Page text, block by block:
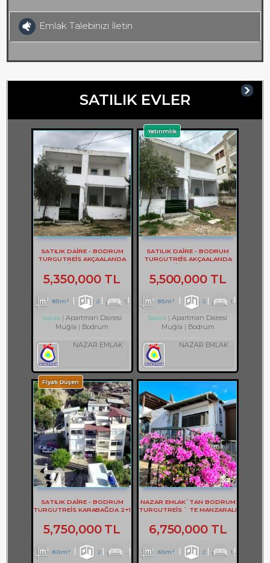
Emlak Talebinizi İletin
SATILIK EVLER
SATILIK DAİRE - BODRUM
TURGUTREİS AKÇAALANDA
2+1 DAİRE - REF- 3262
5,350,000 TL
85m² 2 1 1
Satılık
Apartman Dairesi
Muğla
Bodrum
NAZAR EMLAK
Yatırımlık
SATILIK DAİRE - BODRUM
TURGUTREİS AKÇAALANDA
2+1 DAİRE - REF- 3261
5,500,000 TL
85m² 2 1
Satılık
Apartman Dairesi
Muğla
Bodrum
NAZAR EMLAK
Fiyatı Düşen
SATILIK DAİRE - BODRUM
TURGUTREİS KARABAĞDA 2+1
5,750,000 TL
80m² 2 1
NAZAR EMLAK`TAN BODRUM
TURGUTREİS ` TE MANZARALI
6,750,000 TL
65m² 2 1